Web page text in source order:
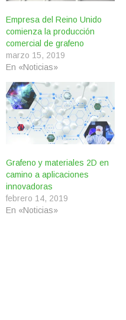
Empresa del Reino Unido
comienza la producción
comercial de grafeno
marzo 15, 2019
En «Noticias»
Grafeno y materiales 2D en
camino a aplicaciones
innovadoras
febrero 14, 2019
En «Noticias»